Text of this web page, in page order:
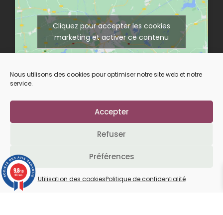
Nous utilisons des cookies pour optimiser notre site web et notre
service.
Accepter
Refuser
Préférences
Utilisation des cookiesPolitique de confidentialité
Cliquez pour accepter les cookies
marketing et activer ce contenu
Suivez-nous sur nos réseaux
L’abus d’alcool est dangereux pour la santé.
À consommer avec modération.
9.8/10
200 avis